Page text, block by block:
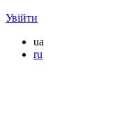
Увійти
ua
ru